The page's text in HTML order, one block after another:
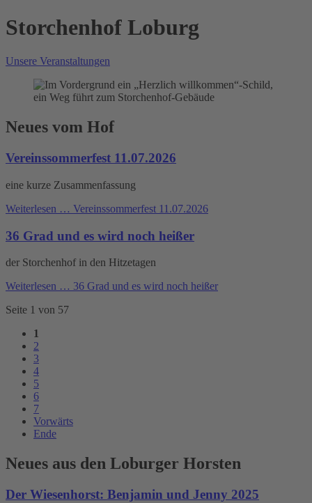
Storchenhof Loburg
Unsere Veranstaltungen
Neues vom Hof
Vereinssommerfest 11.07.2026
eine kurze Zusammenfassung
Weiterlesen … Vereinssommerfest 11.07.2026
36 Grad und es wird noch heißer
der Storchenhof in den Hitzetagen
Weiterlesen … 36 Grad und es wird noch heißer
Seite 1 von 57
1
2
3
4
5
6
7
Vorwärts
Ende
Neues aus den Loburger Horsten
Der Wiesenhorst: Benjamin und Jenny 2025